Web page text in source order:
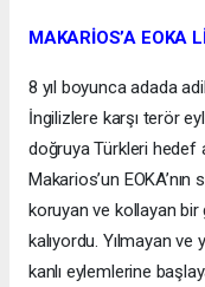
MAKARİOS’A EOKA
8 yıl boyunca adada
İngilizlere karşı terör
doğruya Türkleri hedef
Makarios’un
koruyan ve kollayan bir
kalıyordu. Yılmayan
kanlı eylemlerine